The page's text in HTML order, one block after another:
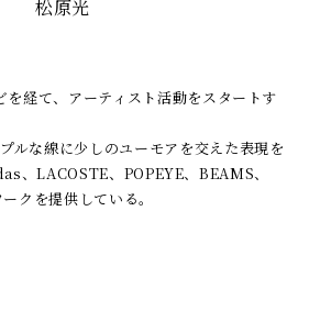
松原光
経て、アーティスト活動をスタートす
ルな線に少しのユーモアを交えた表現を
、LACOSTE、POPEYE、BEAMS、
クを提供している。